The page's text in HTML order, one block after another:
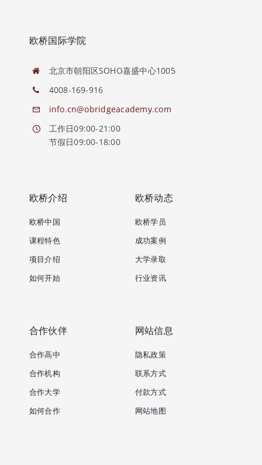
欧桥国际学院
北京市朝阳区SOHO嘉盛中心1005
4008-169-916
info.cn@obridgeacademy.com
工作日09:00-21:00
节假日09:00-18:00
欧桥介绍
欧桥中国
课程特色
项目介绍
如何开始
欧桥动态
欧桥学员
成功案例
大学录取
行业资讯
合作伙伴
合作高中
合作机构
合作大学
如何合作
网站信息
隐私政策
联系方式
付款方式
网站地图